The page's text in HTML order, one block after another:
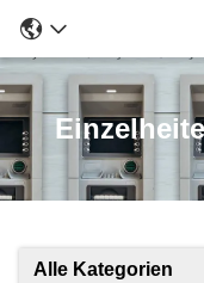
Alle Kategorien